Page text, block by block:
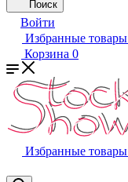
Поиск
Войти
Избранные товары
Корзина 0
Избранные товары